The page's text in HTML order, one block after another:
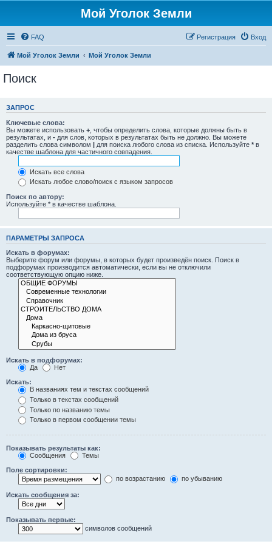
Мой Уголок Земли
FAQ Вход
Регистрация
Мой Уголок Земли Мой Уголок Земли
Поиск
ЗАПРОС
Ключевые слова:
Вы можете использовать + , чтобы определить слова, которые должны быть в
результатах, и - для слов, которых в результатах быть не должно. Вы можете
разделить слова символом | для поиска любого слова из списка. Используйте * в
качестве шаблона для частичного совпадения.
Искать все слова
Искать любое слово/поиск с языком запросов
Поиск по автору:
Используйте * в качестве шаблона.
ПАРАМЕТРЫ ЗАПРОСА
Искать в форумах:
Выберите форум или форумы, в которых будет произведён поиск. Поиск в
подфорумах производится автоматически, если вы не отключили
соответствующую опцию ниже.
Искать в подфорумах:
Да
Нет
Искать:
В названиях тем и текстах сообщений
Только в текстах сообщений
Только по названию темы
Только в первом сообщении темы
Показывать результаты как:
Сообщения
Темы
Поле сортировки:
по возрастанию
по убыванию
Искать сообщения за:
Показывать первые:
символов сообщений